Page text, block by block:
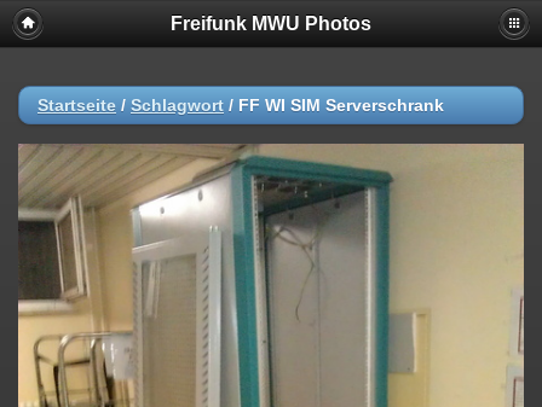
Freifunk MWU Photos
Startseite / Schlagwort / FF WI SIM Serverschrank